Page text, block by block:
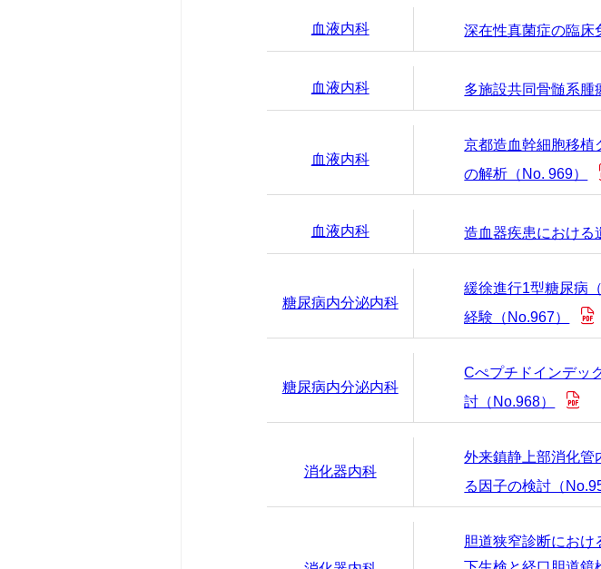
血液内科 深在性真菌症の臨床
血液内科 多施設共同骨髄系腫
血液内科
京都造血幹細胞移植
の解析（No. 969）
血液内科 造血器疾患における
糖尿病内分泌内科
緩徐進行1型糖尿病
経験（No.967）
糖尿病内分泌内科
Cぺプチドインデッ
討（No.968）
消化器内科
外来鎮静上部消化管
る因子の検討（
胆道狭窄診断におけ